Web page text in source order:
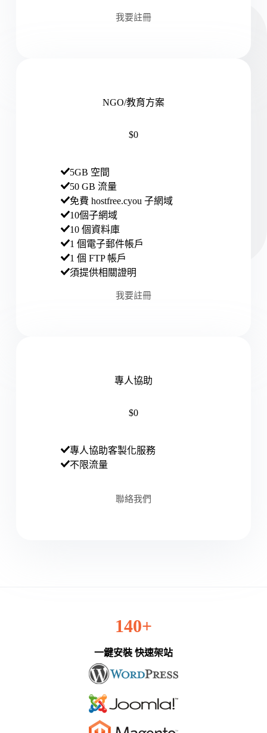
我要註冊
NGO/教育方案
$0
5GB 空間
50 GB 流量
免費 hostfree.cyou 子網域
10個子網域
10 個資料庫
1 個電子郵件帳戶
1 個 FTP 帳戶
須提供相關證明
我要註冊
專人協助
$0
專人協助客製化服務
不限流量
聯絡我們
140+
一鍵安裝 快速架站